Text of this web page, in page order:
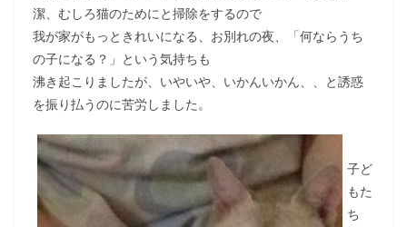
潔、むしろ猫のためにと掃除をするので
我が家がもっときれいになる、お別れの夜、「何ならうち
の子になる？」という気持ちも
沸き起こりましたが、いやいや、いかんいかん、、と誘惑
を振り払うのに苦労しました。
子ど
もた
ち